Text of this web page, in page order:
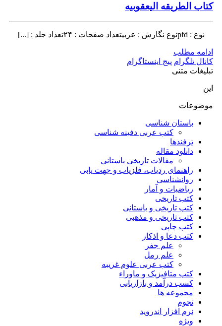
کتاب الطریقه الیعقوبیه
نوع : pfdنوع نگارش : عربیتعداد صفحات : ۲۴تعداد جلد : [...]
ادامه مطلب
کانال تلگرام پیج اینستاگرام
تبلیغات متنی
این
موضوعات
باستان شناسی
کتب عربی دفینه شناسی
ترفندها
دانلود مقاله
مقالات تاریخی باستانی
راهنمای ردیاب، فلزیاب و جهت یابی
روانشناسی
ریاضیات و آمار
کتب تاریخی
کتب تاریخی و باستانی
کتب تاریخی و مذهبی
کتب چاپی
کتب دعا و اذکار
علم جفر
علم رمل
کتب عربی علوم غریبه
کتب متافیزیک و ماوراء
کسب درآمد و بازاریابی
مجموعه ها
نجوم
نرم افزار اندروید
ویژه